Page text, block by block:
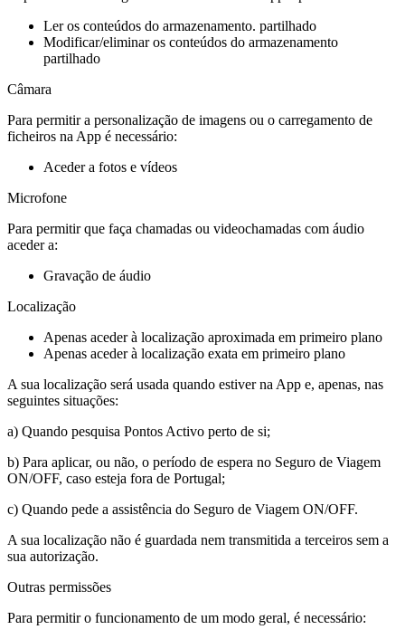
Ler os conteúdos do armazenamento. partilhado
Modificar/eliminar os conteúdos do armazenamento
partilhado
Câmara
Para permitir a personalização de imagens ou o carregamento de
ficheiros na App é necessário:
Aceder a fotos e vídeos
Microfone
Para permitir que faça chamadas ou videochamadas com áudio
aceder a:
Gravação de áudio
Localização
Apenas aceder à localização aproximada em primeiro plano
Apenas aceder à localização exata em primeiro plano
A sua localização será usada quando estiver na App e, apenas, nas
seguintes situações:
a) Quando pesquisa Pontos Activo perto de si;
b) Para aplicar, ou não, o período de espera no Seguro de Viagem
ON/OFF, caso esteja fora de Portugal;
c) Quando pede a assistência do Seguro de Viagem ON/OFF.
A sua localização não é guardada nem transmitida a terceiros sem a
sua autorização.
Outras permissões
Para permitir o funcionamento de um modo geral, é necessário: